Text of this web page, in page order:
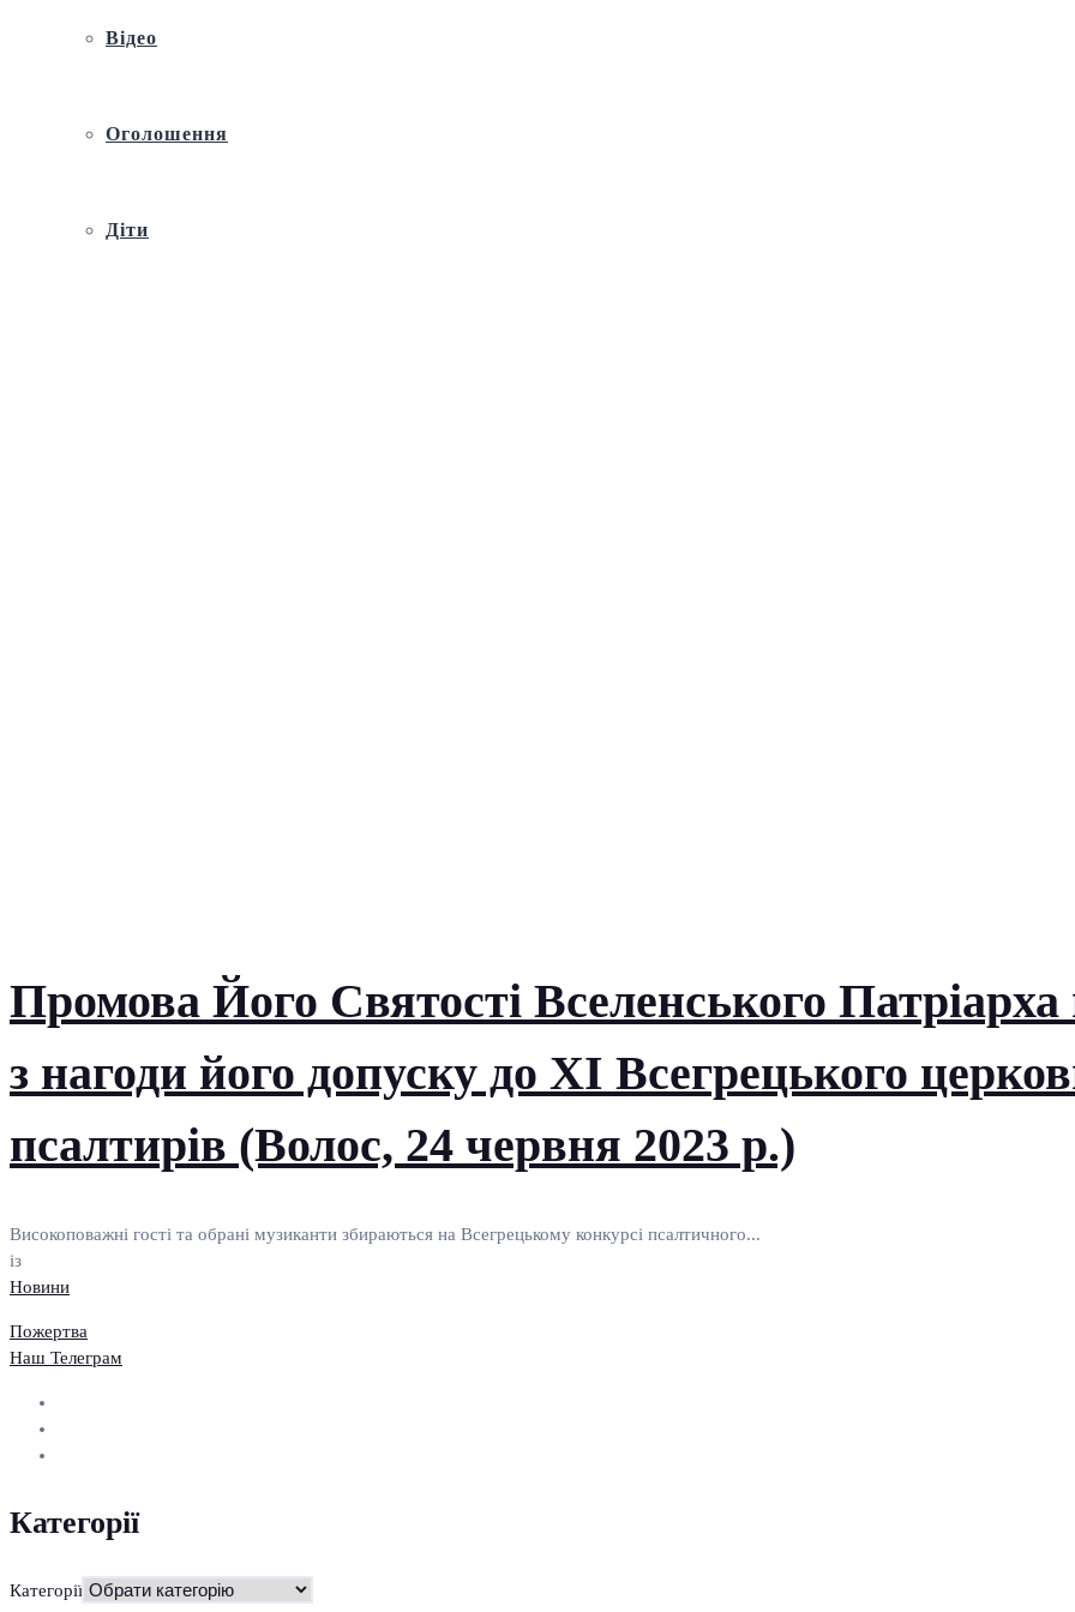
Відео
Оголошення
Діти
Промова Його Святості Вселенського
з нагоди його допуску до ХІ Всегрецького
псалтирів (Волос, 24 червня 2023 р.)
Високоповажні гості та обрані музиканти збираються на Всегрецькому конкурсі псалтичного...
із
Новини
Пожертва
Наш Телеграм
Категорії
Категорії